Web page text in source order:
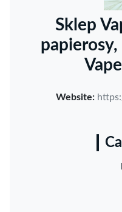
Sklep
papierosy,
Website: